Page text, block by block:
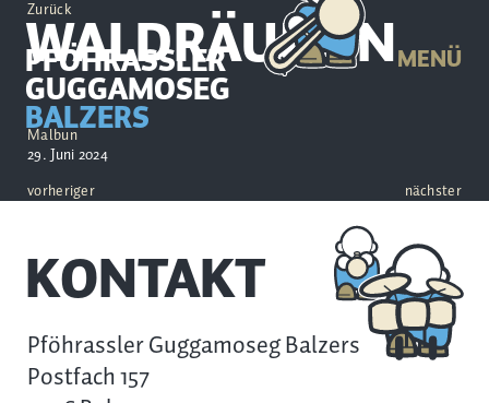
PFÖHRASSLER
GUGGAMOSEG
BALZERS
MENÜ
Zurück
WALDRÄUMEN
Malbun
29. Juni 2024
vorheriger
nächster
KONTAKT
Pföhrassler Guggamoseg Balzers
Postfach 157